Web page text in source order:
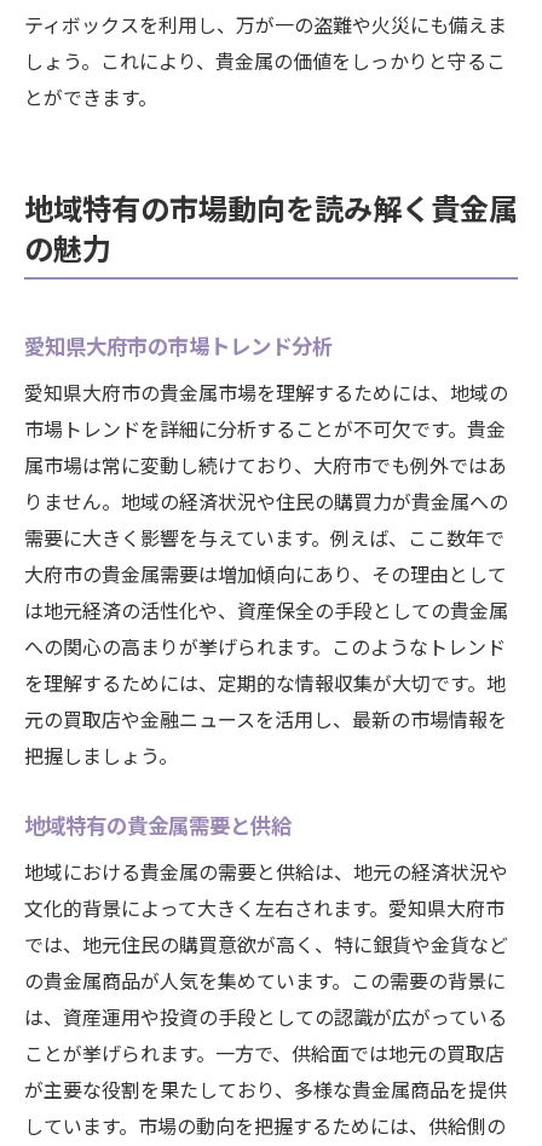
ティボックスを利用し、万が一の盗難や火災にも備えま
しょう。これにより、貴金属の価値をしっかりと守るこ
とができます。
地域特有の市場動向を読み解く貴金属
の魅力
愛知県大府市の市場トレンド分析
愛知県大府市の貴金属市場を理解するためには、地域の
市場トレンドを詳細に分析することが不可欠です。貴金
属市場は常に変動し続けており、大府市でも例外ではあ
りません。地域の経済状況や住民の購買力が貴金属への
需要に大きく影響を与えています。例えば、ここ数年で
大府市の貴金属需要は増加傾向にあり、その理由として
は地元経済の活性化や、資産保全の手段としての貴金属
への関心の高まりが挙げられます。このようなトレンド
を理解するためには、定期的な情報収集が大切です。地
元の買取店や金融ニュースを活用し、最新の市場情報を
把握しましょう。
地域特有の貴金属需要と供給
地域における貴金属の需要と供給は、地元の経済状況や
文化的背景によって大きく左右されます。愛知県大府市
では、地元住民の購買意欲が高く、特に銀貨や金貨など
の貴金属商品が人気を集めています。この需要の背景に
は、資産運用や投資の手段としての認識が広がっている
ことが挙げられます。一方で、供給面では地元の買取店
が主要な役割を果たしており、多様な貴金属商品を提供
しています。市場の動向を把握するためには、供給側の